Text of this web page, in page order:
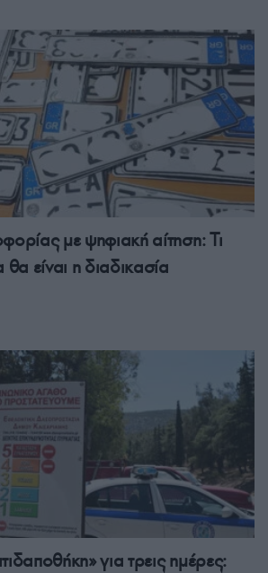
με ψηφιακή αίτηση: Τι
θα είναι η διαδικασία
για τρεις ημέρες: